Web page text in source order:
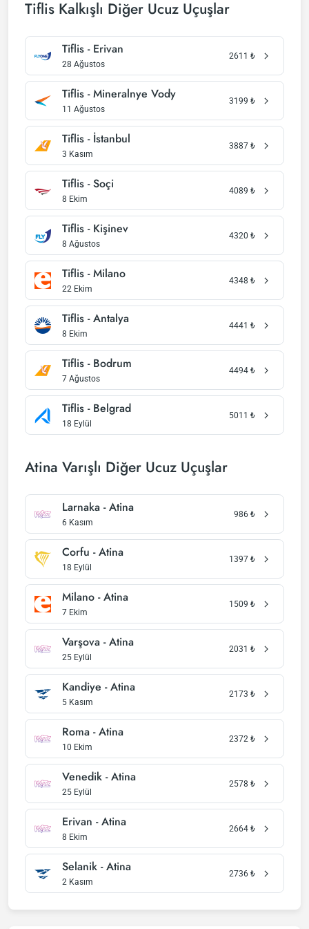
Tiflis Kalkışlı Diğer Ucuz Uçuşlar
Tiflis - Erivan
28 Ağustos
2611 ₺
Tiflis - Mineralnye Vody
11 Ağustos
3199 ₺
Tiflis - İstanbul
3 Kasım
3887 ₺
Tiflis - Soçi
8 Ekim
4089 ₺
Tiflis - Kişinev
8 Ağustos
4320 ₺
Tiflis - Milano
22 Ekim
4348 ₺
Tiflis - Antalya
8 Ekim
4441 ₺
Tiflis - Bodrum
7 Ağustos
4494 ₺
Tiflis - Belgrad
18 Eylül
5011 ₺
Atina Varışlı Diğer Ucuz Uçuşlar
Larnaka - Atina
6 Kasım
986 ₺
Corfu - Atina
18 Eylül
1397 ₺
Milano - Atina
7 Ekim
1509 ₺
Varşova - Atina
25 Eylül
2031 ₺
Kandiye - Atina
5 Kasım
2173 ₺
Roma - Atina
10 Ekim
2372 ₺
Venedik - Atina
25 Eylül
2578 ₺
Erivan - Atina
8 Ekim
2664 ₺
Selanik - Atina
2 Kasım
2736 ₺